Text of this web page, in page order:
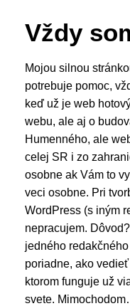
Vždy
Mojou silnou
potrebuje pomoc,
keď už je web
webu, ale aj o
Humenného, ale
celej SR i zo
osobne ak Vám to
veci osobne. Pri
WordPress (s iným
nepracujem.
jedného
poriadne, ako
ktorom funguje už
svete.